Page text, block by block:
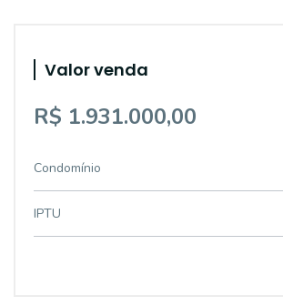
Valor venda
R$ 1.931.000,00
Condomínio
IPTU